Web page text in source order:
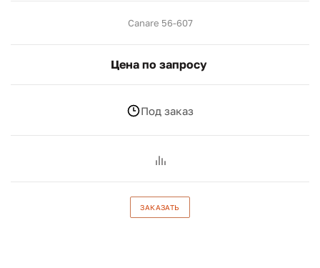
Canare 56-607
Цена по запросу
Под заказ
ЗАКАЗАТЬ